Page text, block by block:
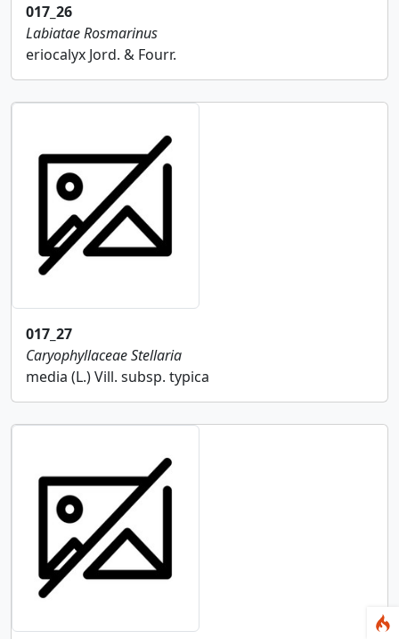
017_26
LabiataeRosmarinus
eriocalyx Jord. & Fourr.
017_27
CaryophyllaceaeStellaria
media (L.) Vill. subsp. typica